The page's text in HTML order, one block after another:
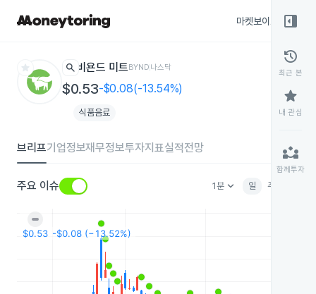
마켓보이스
star search 비욘드 미트BYND나스닥
$0.53-$0.08(-13.54%)
식품음료
브리프기업정보재무정보투자지표실적전망
주요 이슈 1분keyboard_arrow_down 일 주
right_panel_open
history
최근 본
star
내 관심
partner_exchange
함께투자